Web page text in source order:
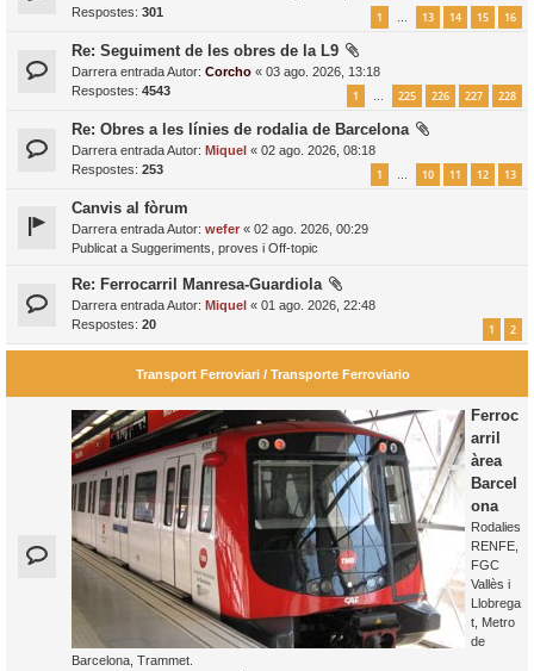
Respostes: 301 1 … 13 14 15 16
Re: Seguiment de les obres de la L9
Darrera entrada Autor: Corcho « 03 ago. 2026, 13:18
Respostes: 4543 1 … 225 226 227 228
Re: Obres a les línies de rodalia de Barcelona
Darrera entrada Autor: Miquel « 02 ago. 2026, 08:18
Respostes: 253 1 … 10 11 12 13
Canvis al fòrum
Darrera entrada Autor: wefer « 02 ago. 2026, 00:29
Publicat a Suggeriments, proves i Off-topic
Re: Ferrocarril Manresa-Guardiola
Darrera entrada Autor: Miquel « 01 ago. 2026, 22:48
Respostes: 20 1 2
Transport Ferroviari / Transporte Ferroviario
Ferroc
arril
àrea
Barcel
ona
Rodalies
RENFE,
FGC
Vallès i
Llobrega
t, Metro
de
Barcelona, Trammet.